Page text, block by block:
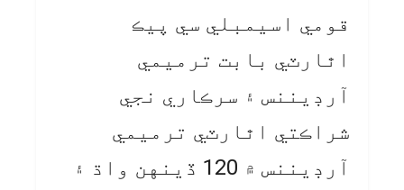
قومي اسيمبلي سي پيڪ
اٿارٽي بابت ترميمي
آرڊيننس ۽ سرڪاري نجي
شراڪتي اٿارٽي ترميمي
آرڊيننس ۾ 120 ڏينهن واڌ ۽